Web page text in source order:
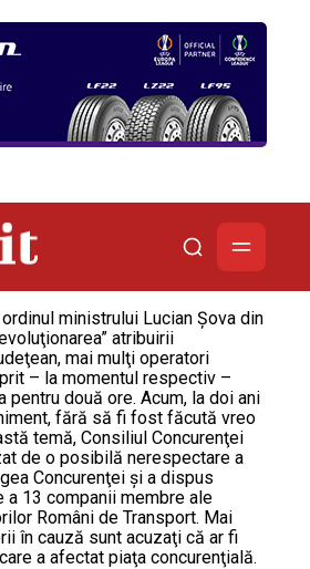
ministrului Lucian Şova din
atribuirii
mai mulţi operatori
– la momentul respectiv –
pentru două ore. Acum, la doi ani
fără să fi fost făcută vreo
temă, Consiliul Concurenţei
de o posibilă nerespectare a
Concurenţei şi a dispus
13 companii membre ale
Români de Transport. Mai
în cauză sunt acuzaţi că ar fi
a afectat piaţa concurenţială.